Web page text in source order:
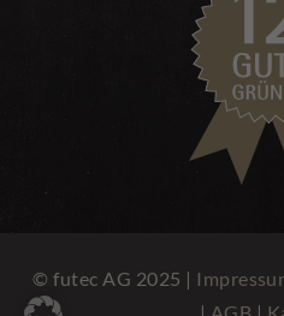
© futec AG 2025 |